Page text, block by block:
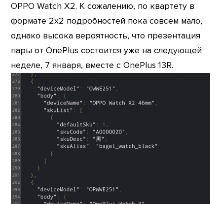
OPPO Watch X2. К сожалению, по квартету в
формате 2х2 подробностей пока совсем мало,
однако высока вероятность, что презентация
пары от OnePlus состоится уже на следующей
неделе, 7 января, вместе с OnePlus 13R.